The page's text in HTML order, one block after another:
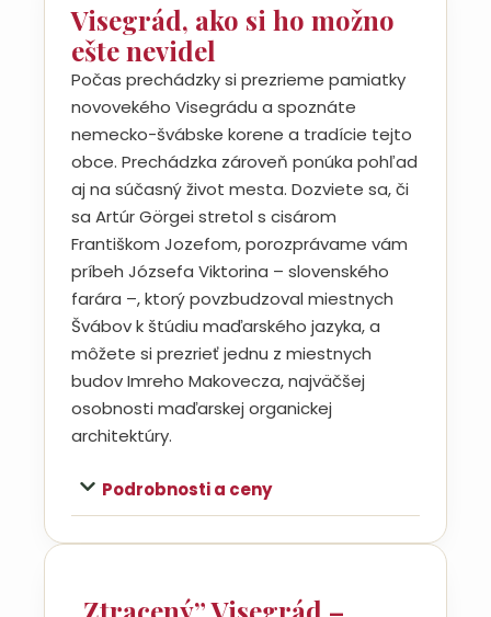
Visegrád, ako si ho možno
ešte nevidel
Počas prechádzky si prezrieme pamiatky
novovekého Visegrádu a spoznáte
nemecko-švábske korene a tradície tejto
obce. Prechádzka zároveň ponúka pohľad
aj na súčasný život mesta. Dozviete sa, či
sa Artúr Görgei stretol s cisárom
Františkom Jozefom, porozprávame vám
príbeh Józsefa Viktorina – slovenského
farára –, ktorý povzbudzoval miestnych
Švábov k štúdiu maďarského jazyka, a
môžete si prezrieť jednu z miestnych
budov Imreho Makovecza, najväčšej
osobnosti maďarskej organickej
architektúry.
Podrobnosti a ceny